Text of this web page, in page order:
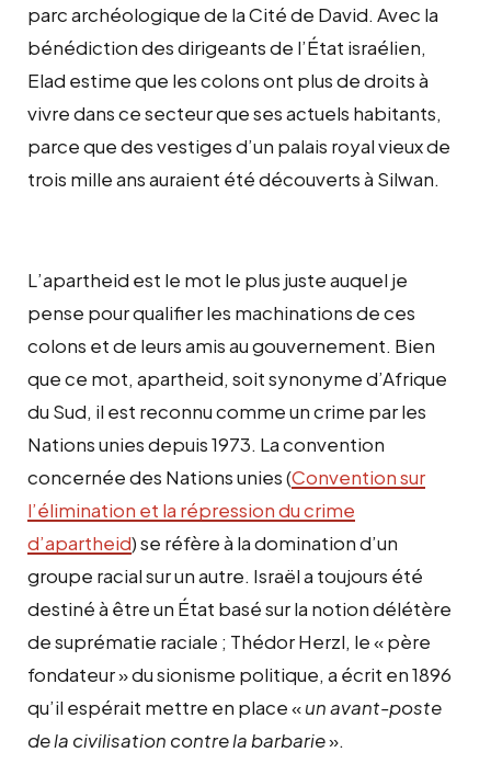
parc archéologique de la Cité de David. Avec la
bénédiction des dirigeants de l’État israélien,
Elad estime que les colons ont plus de droits à
vivre dans ce secteur que ses actuels habitants,
parce que des vestiges d’un palais royal vieux de
trois mille ans auraient été découverts à Silwan.
L’apartheid est le mot le plus juste auquel je
pense pour qualifier les machinations de ces
colons et de leurs amis au gouvernement. Bien
que ce mot, apartheid, soit synonyme d’Afrique
du Sud, il est reconnu comme un crime par les
Nations unies depuis 1973. La convention
concernée des Nations unies (Convention sur
l’élimination et la répression du crime
d’apartheid) se réfère à la domination d’un
groupe racial sur un autre. Israël a toujours été
destiné à être un État basé sur la notion délétère
de suprématie raciale ; Thédor Herzl, le « père
fondateur » du sionisme politique, a écrit en 1896
qu’il espérait mettre en place «un avant-poste
de la civilisation contre la barbarie».